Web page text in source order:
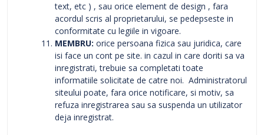
text, etc ) , sau orice element de design , fara
acordul scris al proprietarului, se pedepseste in
conformitate cu legiile in vigoare.
MEMBRU: orice persoana fizica sau juridica, care
isi face un cont pe site. in cazul in care doriti sa va
inregistrati, trebuie sa completati toate
informatiile solicitate de catre noi. Administratorul
siteului poate, fara orice notificare, si motiv, sa
refuza inregistrarea sau sa suspenda un utilizator
deja inregistrat.